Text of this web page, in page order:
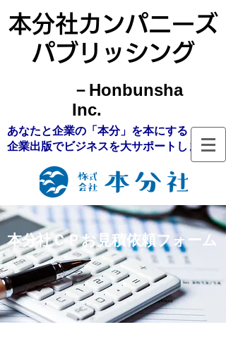
本分社カンパニーズ
パブリッシング
－Honbunsha
Inc.
あなたと企業の「本分」を本にする
​企業出版でビジネスを大サポートします
本分社ＣＰお見積依頼フォーム